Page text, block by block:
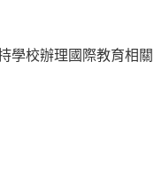
校辦理國際教育相關